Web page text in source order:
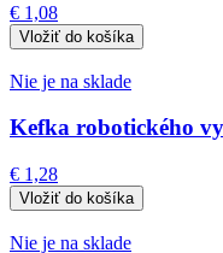
€ 1,08
Nie je na sklade
Kefka robotického
€ 1,28
Nie je na sklade